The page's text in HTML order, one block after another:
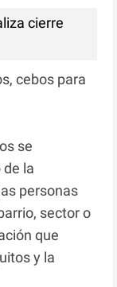
cierre
cebos para
se
la
personas
sector o
que
y la